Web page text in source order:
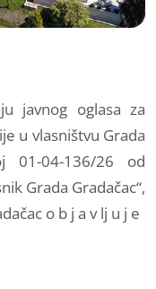
javnog oglasa za
u vlasništvu Grada
01-04-136/26 od
Grada Gradačac“,
o b j a v lj u j e